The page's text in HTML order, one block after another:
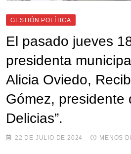
GESTIÓN POLÍTICA
El pasado jueves
presidenta
Alicia Oviedo,
Gómez, presidente
Delicias”.
22 DE JULIO DE 2024 MENOS